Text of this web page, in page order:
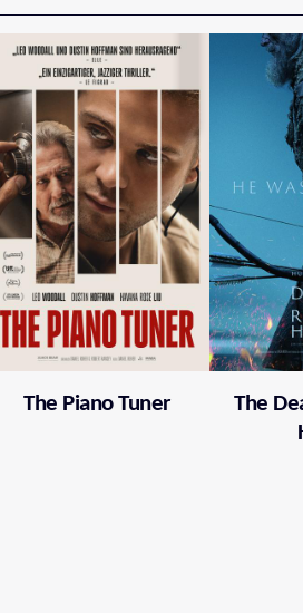
The Piano Tuner
The